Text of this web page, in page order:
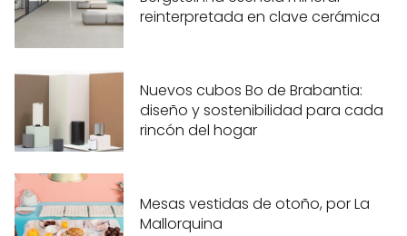
reinterpretada en clave cerámica
Nuevos cubos Bo de Brabantia:
diseño y sostenibilidad para cada
rincón del hogar
Mesas vestidas de otoño, por La
Mallorquina